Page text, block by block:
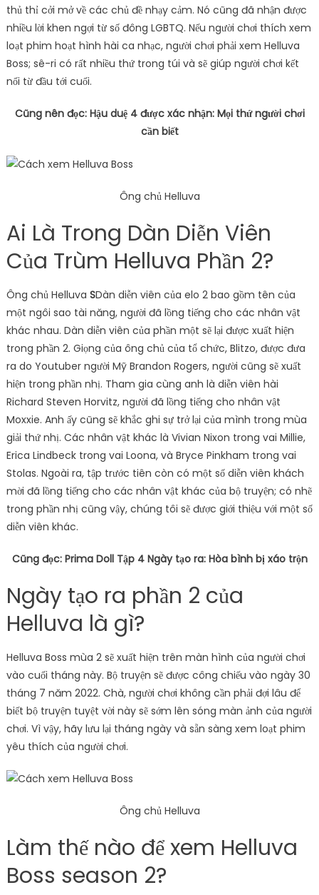
thủ thỉ cởi mở về các chủ đề nhạy cảm. Nó cũng đã nhận được
nhiều lời khen ngợi từ số đông LGBTQ. Nếu người chơi thích xem
loạt phim hoạt hình hài ca nhạc, người chơi phải xem Helluva
Boss; sê-ri có rất nhiều thứ trong túi và sẽ giúp người chơi kết
nối từ đầu tới cuối.
Cũng nên đọc: Hậu duệ 4 được xác nhận: Mọi thứ người chơi
cần biết
Ông chủ Helluva
Ai Là Trong Dàn Diễn Viên
Của Trùm Helluva Phần 2?
Ông chủ Helluva SDàn diễn viên của elo 2 bao gồm tên của
một ngôi sao tài năng, người đã lồng tiếng cho các nhân vật
khác nhau. Dàn diễn viên của phần một sẽ lại được xuất hiện
trong phần 2. Giọng của ông chủ của tổ chức, Blitzo, được đưa
ra do Youtuber người Mỹ Brandon Rogers, người cũng sẽ xuất
hiện trong phần nhị. Tham gia cùng anh là diễn viên hài
Richard Steven Horvitz, người đã lồng tiếng cho nhân vật
Moxxie. Anh ấy cũng sẽ khắc ghi sự trở lại của mình trong mùa
giải thứ nhị. Các nhân vật khác là Vivian Nixon trong vai Millie,
Erica Lindbeck trong vai Loona, và Bryce Pinkham trong vai
Stolas. Ngoài ra, tập trước tiên còn có một số diễn viên khách
mời đã lồng tiếng cho các nhân vật khác của bộ truyện; có nhẽ
trong phần nhị cũng vậy, chúng tôi sẽ được giới thiệu với một số
diễn viên khác.
Cũng đọc: Prima Doll Tập 4 Ngày tạo ra: Hòa bình bị xáo trộn
Ngày tạo ra phần 2 của
Helluva là gì?
Helluva Boss mùa 2 sẽ xuất hiện trên màn hình của người chơi
vào cuối tháng này. Bộ truyện sẽ được công chiếu vào ngày 30
tháng 7 năm 2022. Chà, người chơi không cần phải đợi lâu để
biết bộ truyện tuyệt vời này sẽ sớm lên sóng màn ảnh của người
chơi. Vì vậy, hãy lưu lại tháng ngày và sẵn sàng xem loạt phim
yêu thích của người chơi.
Ông chủ Helluva
Làm thế nào để xem Helluva
Boss season 2?